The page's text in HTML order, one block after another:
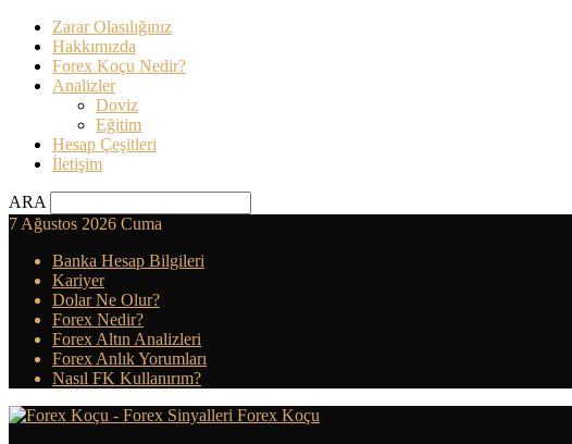
Zarar Olasılığınız
Hakkımızda
Forex Koçu Nedir?
Analizler
Doviz
Eğitim
Hesap Çeşitleri
İletişim
ARA
7 Ağustos 2026 Cuma
Banka Hesap Bilgileri
Kariyer
Dolar Ne Olur?
Forex Nedir?
Forex Altın Analizleri
Forex Anlık Yorumları
Nasıl FK Kullanırım?
Forex Koçu